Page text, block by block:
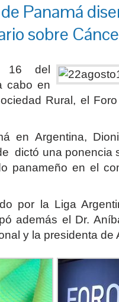
Panamá
sobre
16 del
cabo en
Rural, el
en Argentina,
dictó una ponencia
panameño en el
por la Liga
además el Dr.
y la presidenta de